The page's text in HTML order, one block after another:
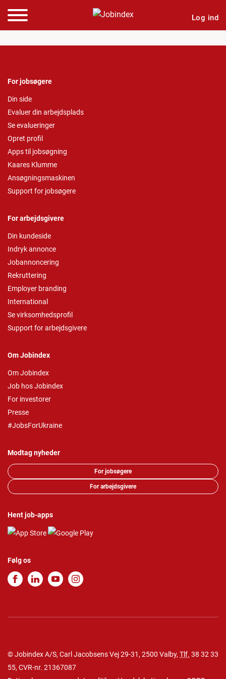
Log ind
For jobsøgere
Din side
Evaluer din arbejdsplads
Se evalueringer
Opret profil
Apps til jobsøgning
Kaares Klumme
Ansøgningsmaskinen
Support for jobsøgere
For arbejdsgivere
Din kundeside
Indryk annonce
Jobannoncering
Rekruttering
Employer branding
International
Se virksomhedsprofil
Support for arbejdsgivere
Om Jobindex
Om Jobindex
Job hos Jobindex
For investorer
Presse
#JobsForUkraine
Modtag nyheder
For jobsøgere
For arbejdsgivere
Hent job-apps
Følg os
© Jobindex A/S, Carl Jacobsens Vej 29-31, 2500 Valby, Tlf. 38 32 33
55, CVR-nr. 21367087